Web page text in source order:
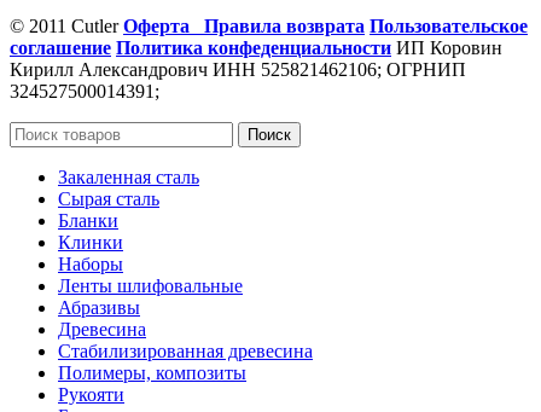
© 2011 CutlerОферта Правила возврата Пользовательское
соглашение Политика конфеденциальности ИП Коровин
Кирилл Александрович ИНН 525821462106; ОГРНИП
324527500014391;
Поиск
Закаленная сталь
Сырая сталь
Бланки
Клинки
Наборы
Ленты шлифовальные
Абразивы
Древесина
Стабилизированная древесина
Полимеры, композиты
Рукояти